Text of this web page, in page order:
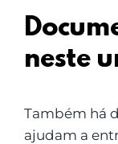
neste
Também há
ajudam a